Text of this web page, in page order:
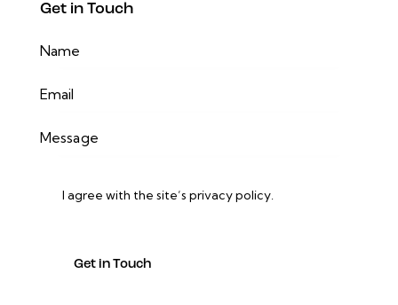
Get in Touch
I agree with the site’sprivacy policy